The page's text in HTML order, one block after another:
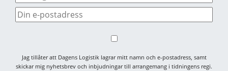
Jag tillåter att Dagens Logistik lagrar mitt namn och e-postadress, samt
skickar mig nyhetsbrev och inbjudningar till arrangemang i tidningens regi.